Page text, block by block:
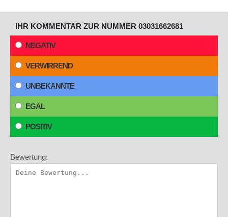
IHR KOMMENTAR ZUR NUMMER 03031662681
NEGATIV
VERWIRREND
UNBEKANNTE
EGAL
POSITIV
Bewertung: